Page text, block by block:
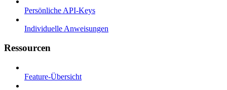
Persönliche API-Keys
Individuelle Anweisungen
Ressourcen
Feature-Übersicht